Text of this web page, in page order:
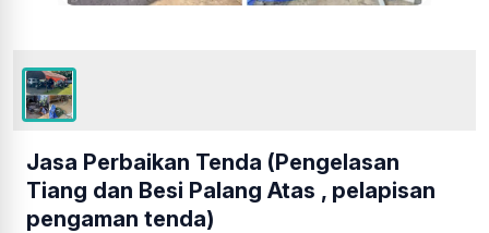
Jasa Perbaikan Tenda (Pengelasan
Tiang dan Besi Palang Atas , pelapisan
pengaman tenda)